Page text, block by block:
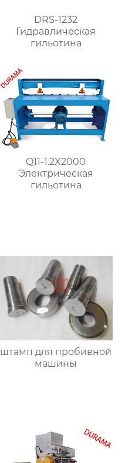
DRS-1232
Гидравлическая
гильотина
Q11-1.2X2000
Электрическая
гильотина
штамп для пробивной
машины